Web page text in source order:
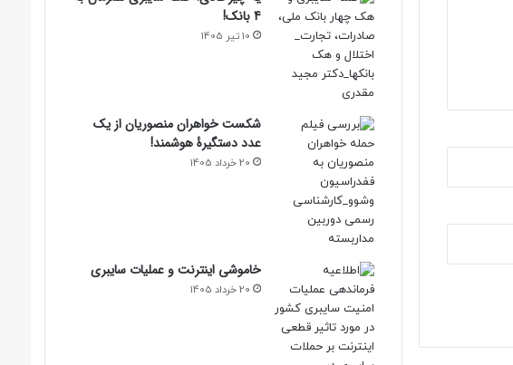
4 بانک!
10 تیر 1405
شکست خواهران منصوریان از یک
عدد دستگیرۀ هوشمند!
20 خرداد 1405
خاموشی اینترنت و عملیات سایبری
20 خرداد 1405